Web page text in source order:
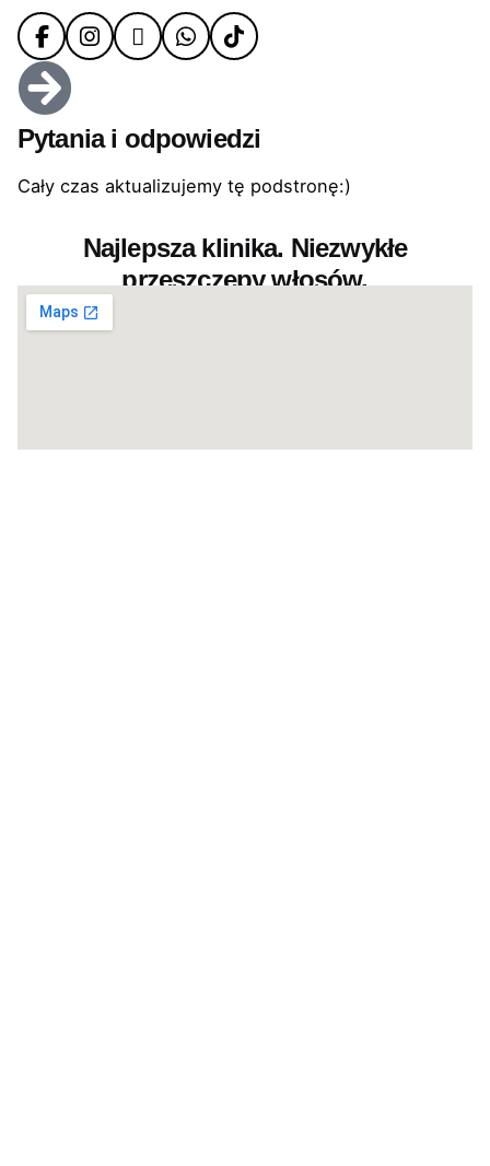
Pytania i odpowiedzi
Cały czas aktualizujemy tę podstronę:)
Najlepsza klinika. Niezwykłe
przeszczepy włosów.